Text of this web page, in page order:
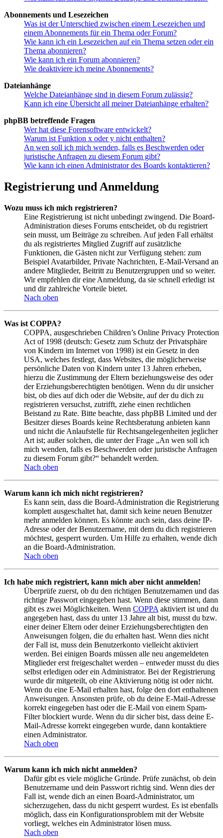
Abonnements und Lesezeichen
Was ist der Unterschied zwischen einem Lesezeichen und
einem Abonnements für ein Thema oder Forum?
Wie kann ich ein Lesezeichen auf ein Thema setzen oder ein
Thema abonnieren?
Wie kann ich ein Forum abonnieren?
Wie deaktiviere ich meine Abonnements?
Dateianhänge
Welche Dateianhänge sind in diesem Forum zulässig?
Kann ich eine Übersicht all meiner Dateianhänge erhalten?
phpBB betreffende Fragen
Wer hat diese Forensoftware entwickelt?
Warum ist Funktion x oder y nicht enthalten?
An wen soll ich mich wenden, falls es Beschwerden oder
juristische Anfragen zu diesem Forum gibt?
Wie kann ich einen Administrator des Boards kontaktieren?
Registrierung und Anmeldung
Wozu muss ich mich registrieren?
Eine Registrierung ist nicht unbedingt zwingend. Die Board-
Administration dieses Forums entscheidet, ob du registriert
sein musst, um Beiträge zu schreiben. Auf jeden Fall erhältst
du als registriertes Mitglied Zugriff auf zusätzliche
Funktionen, die Gästen nicht zur Verfügung stehen: zum
Beispiel Avatarbilder, Private Nachrichten, E-Mail-Versand an
andere Mitglieder, Beitritt zu Benutzergruppen und so weiter.
Wir empfehlen dir eine Anmeldung, da sie schnell erledigt ist
und dir zahlreiche Vorteile bietet.
Nach oben
Was ist COPPA?
COPPA, ausgeschrieben Children’s Online Privacy Protection
Act of 1998 (deutsch: Gesetz zum Schutz der Privatsphäre
von Kindern im Internet von 1998) ist ein Gesetz in den
USA, welches festlegt, dass Websites, die möglicherweise
persönliche Daten von Kindern unter 13 Jahren erheben,
hierzu die Zustimmung der Eltern beziehungsweise des oder
der Erziehungsberechtigten benötigen. Wenn du dir unsicher
bist, ob dies auf dich oder die Website, auf der du dich zu
registrieren versuchst, zutrifft, ziehe einen rechtlichen
Beistand zu Rate. Bitte beachte, dass phpBB Limited und der
Besitzer dieses Boards keine Rechtsberatung anbieten kann
und nicht die Anlaufstelle für Rechtsangelegenheiten jeglicher
Art ist; außer solchen, die unter der Frage „An wen soll ich
mich wenden, falls es Beschwerden oder juristische Anfragen
zu diesem Forum gibt?“ behandelt werden.
Nach oben
Warum kann ich mich nicht registrieren?
Es kann sein, dass die Board-Administration die Registrierung
komplett ausgeschaltet hat, damit sich keine neuen Benutzer
mehr anmelden können. Es könnte auch sein, dass deine IP-
Adresse oder der Benutzername, mit dem du dich registrieren
möchtest, gesperrt wurden. Um Hilfe zu erhalten, wende dich
an die Board-Administration.
Nach oben
Ich habe mich registriert, kann mich aber nicht anmelden!
Überprüfe zuerst, ob du den richtigen Benutzernamen und das
richtige Passwort eingegeben hast. Wenn diese stimmen, dann
gibt es zwei Möglichkeiten. Wenn COPPA aktiviert ist und du
angegeben hast, dass du unter 13 Jahre alt bist, musst du bzw.
einer deiner Eltern oder deiner Erziehungsberechtigten den
Anweisungen folgen, die du erhalten hast. Wenn dies nicht
der Fall ist, muss dein Benutzerkonto vielleicht aktiviert
werden. Bei einigen Boards müssen alle neu angemeldeten
Mitglieder erst freigeschaltet werden – entweder musst du dies
selbst erledigen oder ein Administrator. Bei der Registrierung
wurde dir mitgeteilt, ob eine Aktivierung nötig ist oder nicht.
Wenn du eine E-Mail erhalten hast, folge den dort enthaltenen
Anweisungen. Ansonsten prüfe, ob du deine E-Mail-Adresse
korrekt eingegeben hast oder die E-Mail von einem Spam-
Filter blockiert wurde. Wenn du dir sicher bist, dass deine E-
Mail-Adresse korrekt eingegeben wurde, dann kontaktiere
einen Administrator.
Nach oben
Warum kann ich mich nicht anmelden?
Dafür gibt es viele mögliche Gründe. Prüfe zunächst, ob dein
Benutzername und dein Passwort richtig sind. Wenn dies der
Fall ist, wende dich an einen Board-Administrator, um
sicherzugehen, dass du nicht gesperrt wurdest. Es ist ebenfalls
möglich, dass ein Konfigurationsproblem mit der Website
vorliegt, welches ein Administrator lösen muss.
Nach oben